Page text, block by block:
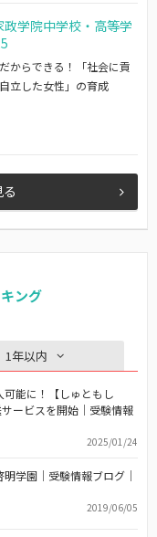
政学院中学校・高等学
からできる！「社会に貢
立した女性」の育成
ング
1年以内
能に！【しゅともし
ービスを開始｜受験情報
2025/01/24
学園｜受験情報ブログ｜
2019/06/05